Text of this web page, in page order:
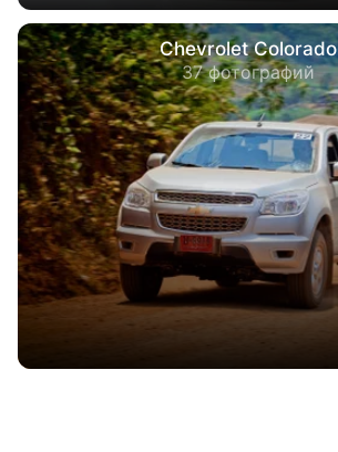
Chevrolet Colorado
37 фотографий